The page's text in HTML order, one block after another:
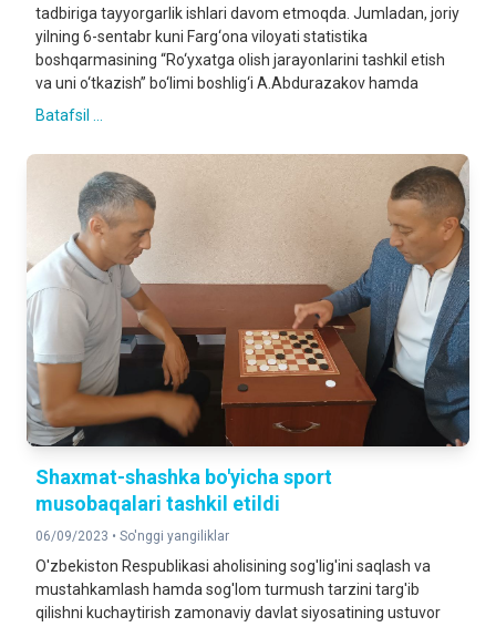
tadbiriga tayyorgarlik ishlari davom etmoqda. Jumladan, joriy
yilning 6-sentabr kuni Farg‘ona viloyati statistika
boshqarmasining “Ro‘yxatga olish jarayonlarini tashkil etish
va uni o‘tkazish” bo‘limi boshlig‘i A.Abdurazakov hamda
Batafsil ...
Shaxmat-shashka bo'yicha sport
musobaqalari tashkil etildi
06/09/2023 • So'nggi yangiliklar
O'zbekiston Respublikasi aholisining sog'lig'ini saqlash va
mustahkamlash hamda sog'lom turmush tarzini targ'ib
qilishni kuchaytirish zamonaviy davlat siyosatining ustuvor